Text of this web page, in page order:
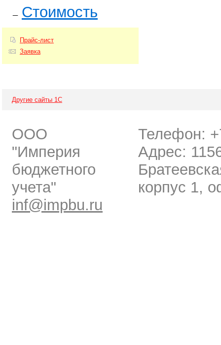
Стоимость
Прайс-лист
Заявка
Другие сайты 1С
ООО
"Империя
бюджетного
учета"
inf@impbu.ru
Телефон:
Адрес:
корпус 1,